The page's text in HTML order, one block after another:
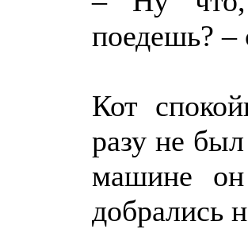
поедешь? –
Кот
разу не
машине
добрались